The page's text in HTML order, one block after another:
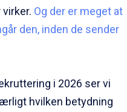
Og der er meget at
den, inden de sender
i 2026 ser vi
hvilken betydning